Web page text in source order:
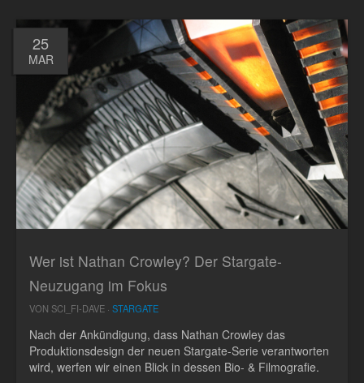
25
MAR
Wer ist Nathan Crowley? Der Stargate-
Neuzugang im Fokus
VON SCI_FI-DAVE · STARGATE
Nach der Ankündigung, dass Nathan Crowley das
Produktionsdesign der neuen Stargate-Serie verantworten
wird, werfen wir einen Blick in dessen Bio- & Filmografie.